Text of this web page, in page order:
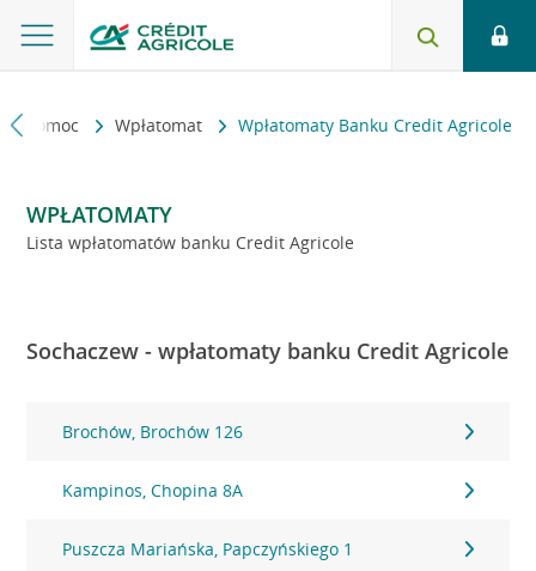
i pomoc Wpłatomat Wpłatomaty Banku Credit Agricole
WPŁATOMATY
Lista wpłatomatów banku Credit Agricole
Sochaczew - wpłatomaty banku Credit Agricole
Brochów, Brochów 126
Kampinos, Chopina 8A
Puszcza Mariańska, Papczyńskiego 1